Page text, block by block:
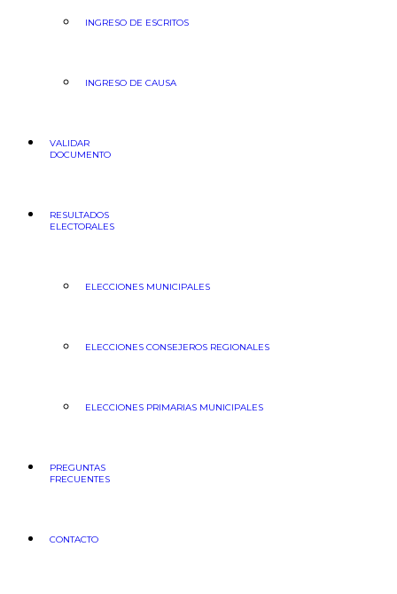
INGRESO DE ESCRITOS
INGRESO DE CAUSA
VALIDAR
DOCUMENTO
RESULTADOS
ELECTORALES
ELECCIONES MUNICIPALES
ELECCIONES CONSEJEROS REGIONALES
ELECCIONES PRIMARIAS MUNICIPALES
PREGUNTAS
FRECUENTES
CONTACTO